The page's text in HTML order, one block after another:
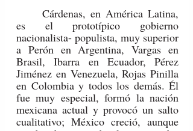
es el prototípico gobierno
nacionalista- populista, muy superior
a Perón en Argentina, Vargas en
Brasil, Ibarra en Ecuador, Pérez
Jiménez en Venezuela, Rojas Pinilla
en Colombia y todos los demás. Él
fue muy especial, formó la nación
mexicana actual y provocó un salto
cualitativo; México creció, aunque